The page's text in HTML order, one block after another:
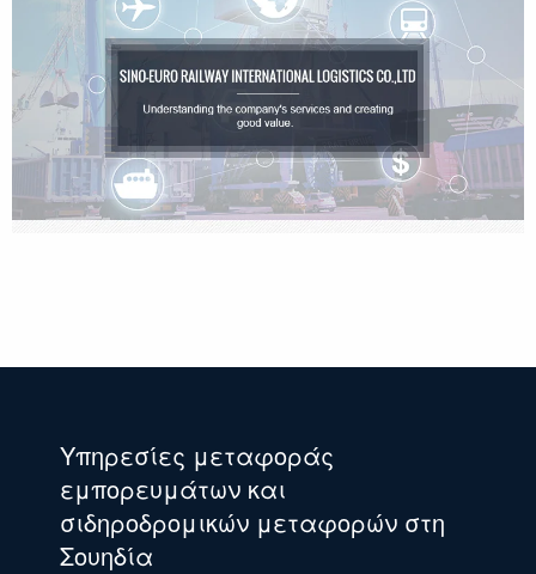
Υπηρεσίες μεταφοράς
εμπορευμάτων και
σιδηροδρομικών μεταφορών στη
Σουηδία